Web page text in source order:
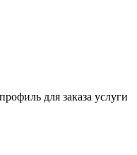
для заказа услуги